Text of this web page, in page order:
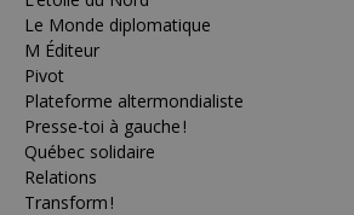
Le Monde diplomatique
M Éditeur
Pivot
Plateforme altermondialiste
Presse-toi à gauche !
Québec solidaire
Relations
Transform !